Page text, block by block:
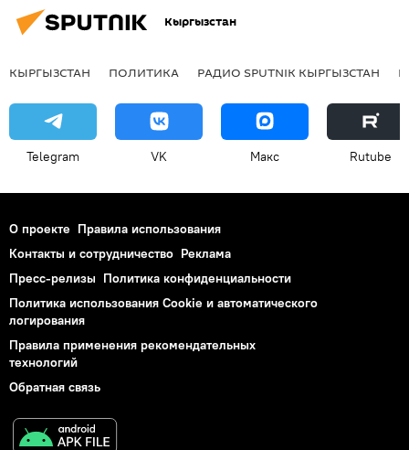
Кыргызстан
КЫРГЫЗСТАН ПОЛИТИКА РАДИО SPUTNIK КЫРГЫЗСТАН
Telegram VK Макс Rutube
О проекте Правила использования
Контакты и сотрудничество Реклама
Пресс-релизы Политика конфиденциальности
Политика использования Cookie и автоматического
логирования
Правила применения рекомендательных
технологий
Обратная связь